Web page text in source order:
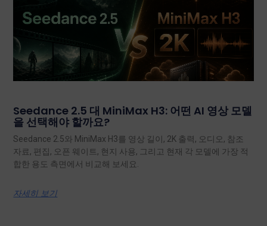
Seedance 2.5 대 MiniMax H3: 어떤 AI 영상 모델
을 선택해야 할까요?
Seedance 2.5와 MiniMax H3를 영상 길이, 2K 출력, 오디오, 참조
자료, 편집, 오픈 웨이트, 현지 사용, 그리고 현재 각 모델에 가장 적
합한 용도 측면에서 비교해 보세요.
자세히 보기